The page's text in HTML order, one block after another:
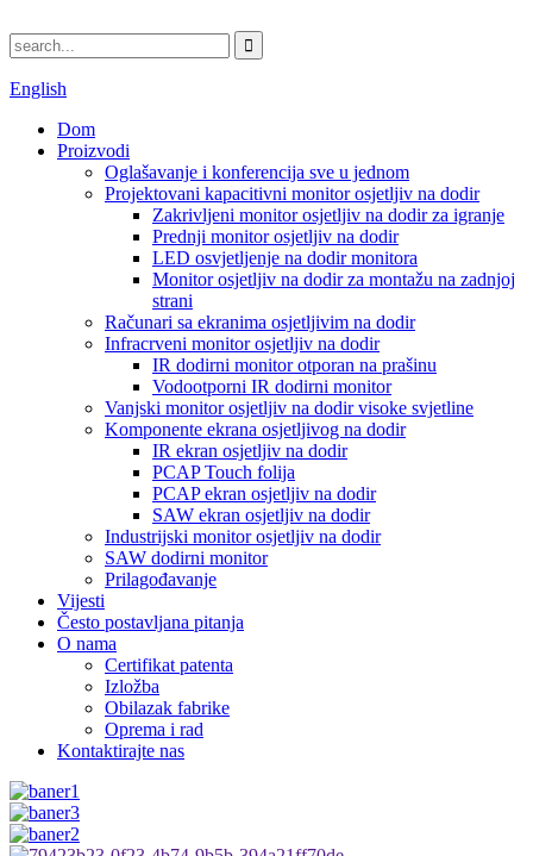
English
Dom
Proizvodi
Oglašavanje i konferencija sve u jednom
Projektovani kapacitivni monitor osjetljiv na dodir
Zakrivljeni monitor osjetljiv na dodir za igranje
Prednji monitor osjetljiv na dodir
LED osvjetljenje na dodir monitora
Monitor osjetljiv na dodir za montažu na zadnjoj
strani
Računari sa ekranima osjetljivim na dodir
Infracrveni monitor osjetljiv na dodir
IR dodirni monitor otporan na prašinu
Vodootporni IR dodirni monitor
Vanjski monitor osjetljiv na dodir visoke svjetline
Komponente ekrana osjetljivog na dodir
IR ekran osjetljiv na dodir
PCAP Touch folija
PCAP ekran osjetljiv na dodir
SAW ekran osjetljiv na dodir
Industrijski monitor osjetljiv na dodir
SAW dodirni monitor
Prilagođavanje
Vijesti
Često postavljana pitanja
O nama
Certifikat patenta
Izložba
Obilazak fabrike
Oprema i rad
Kontaktirajte nas